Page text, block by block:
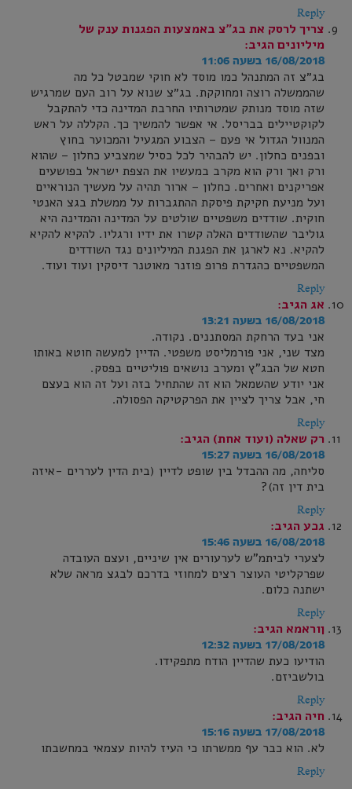
Reply
צריך לרסק את בג״צ באמצעות הפגנות ענק של
מיליונים הגיב:
16/08/2018 בשעה 11:06
בג״צ זה המתנהל כמו מוסד לא חוקי שמבטל כל מה
שהממשלה רוצה ומחוקקת. בג״צ שנוא על רוב העם שמרגיש
שזה מוסד מנותק שמטרותיו החרבת המדינה כדי להתקבל
לקוקטיילים בבריסל. אי אפשר להמשיך כך. הקללה על ראש
המנוול הגדול אי פעם – הצבוע המגעיל והמכוער בחוץ
ובפנים כחלון. יש להבהיר לכל כסיל שמצביע כחלון – שהוא
ורק ואך ורק הוא מקרב במעשיו את הצפת ישראל בפושעים
אפריקנים ואחרים. כחלון – ארור תהיה על מעשיך הנוראיים
ועל מניעת חקיקת פיסקת ההתגברות על ממשלת בגצ האנטי
חוקית. שודדים משפטיים שולטים על המדינה והמדינה היא
גוליבר שהשודדים האלה קשרו את ידיו ורגליו. להקיא להקיא
להקיא. נא לארגן את הפגנת המיליונים נגד השודדים
המשפטיים כהגדרת פרופ פוזנר מאוטנר דיסקין ועוד ועוד.
Reply
אג הגיב:
16/08/2018 בשעה 13:21
אני בעד הרחקת המסתננים. נקודה.
מצד שני, אני פורמליסט משפטי. הדיין למעשה חוטא באותו
חטא של הבג"ץ ומערב נושאים פוליטיים בפסק.
אני יודע שהשמאל הוא זה שהתחיל בזה ועל זה הוא בעצם
חי, אבל צריך לציין את הפרקטיקה הפסולה.
Reply
רק שאלה (ועוד אחת) הגיב:
16/08/2018 בשעה 15:27
סליחה, מה ההבדל בין שופט לדיין (בית הדין לעררים -איזה
בית דין זה)?
Reply
גכע הגיב:
16/08/2018 בשעה 15:46
לצערי לביתמ"ש לערעורים אין שיניים, ועצם העובדה
שפרקליטי העוצר רצים למחוזי בדרכם לבגצ מראה שלא
ישתנה כלום.
Reply
ןוראמא הגיב:
17/08/2018 בשעה 12:32
הודיעו כעת שהדיין הודח מתפקידו.
בולשביזם.
Reply
חיה הגיב:
17/08/2018 בשעה 15:16
לא. הוא כבר עף ממשרתו כי העיז להיות עצמאי במחשבתו
Reply